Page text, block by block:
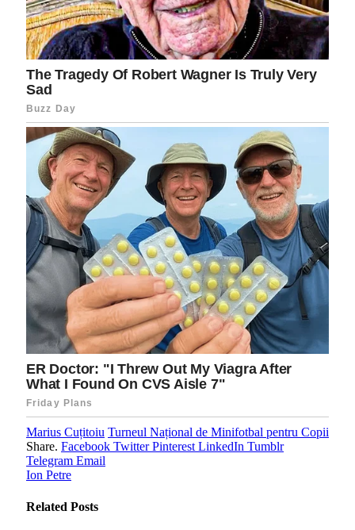
Marius Cuțitoiu Turneul Național de Minifotbal pentru Copii
Share. Facebook Twitter Pinterest LinkedIn Tumblr
Telegram Email
Ion Petre
Related Posts